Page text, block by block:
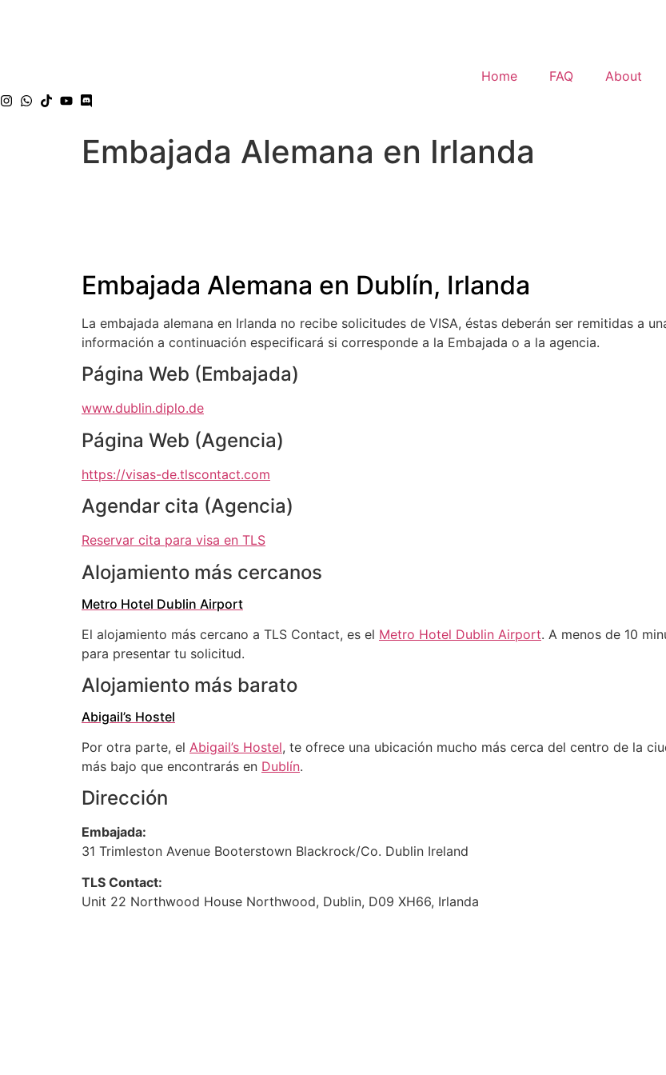
Home FAQ About
Embajada Alemana en Irlanda
Embajada Alemana en Dublín, Irlanda
La embajada alemana en Irlanda no recibe solicitudes de VISA, éstas deberán ser remitidas a
información a continuación especificará si corresponde a la Embajada o a la agencia.
Página Web (Embajada)
www.dublin.diplo.de
Página Web (Agencia)
https://visas-de.tlscontact.com
Agendar cita (Agencia)
Reservar cita para visa en TLS
Alojamiento más cercanos
Metro Hotel Dublin Airport
El alojamiento más cercano a TLS Contact, es el Metro Hotel Dublin Airport. A menos de 10
para presentar tu solicitud.
Alojamiento más barato
Abigail’s Hostel
Por otra parte, el Abigail’s Hostel, te ofrece una ubicación mucho más cerca del centro de la
más bajo que encontrarás en Dublín.
Dirección
Embajada:
31 Trimleston Avenue Booterstown Blackrock/Co. Dublin Ireland
TLS Contact:
Unit 22 Northwood House Northwood, Dublin, D09 XH66, Irlanda